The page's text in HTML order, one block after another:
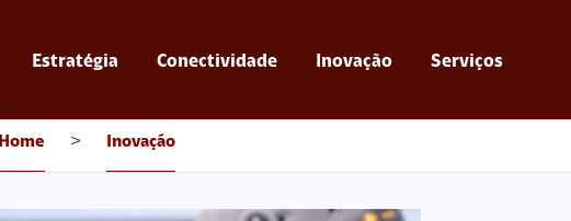
Estratégia Conectividade Inovação Serviços
Home > Inovação